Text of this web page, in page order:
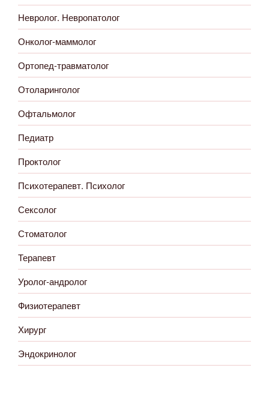
Невролог. Невропатолог
Онколог-маммолог
Ортопед-травматолог
Отоларинголог
Офтальмолог
Педиатр
Проктолог
Психотерапевт. Психолог
Сексолог
Стоматолог
Терапевт
Уролог-андролог
Физиотерапевт
Хирург
Эндокринолог